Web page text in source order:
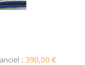
: 390,00 €